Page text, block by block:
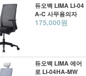
듀오백 LIMA LI-04
A-C 사무용의자
175,000원
듀오백 LIMA 에어
로 LI-04HA-MW